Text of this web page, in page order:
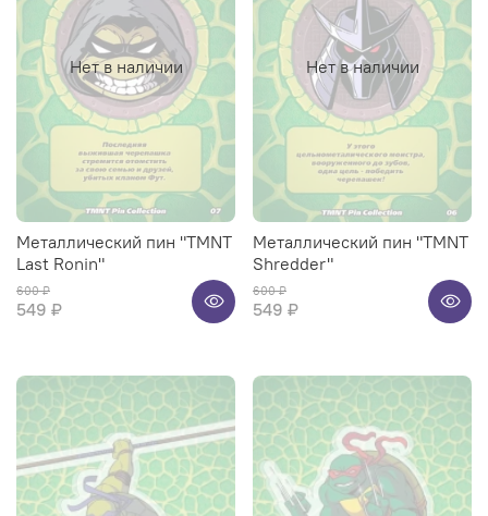
Нет в наличии
Металлический пин "TMNT
Last Ronin"
600 ₽
549 ₽
Нет в наличии
Металлический пин "TMNT
Shredder"
600 ₽
549 ₽